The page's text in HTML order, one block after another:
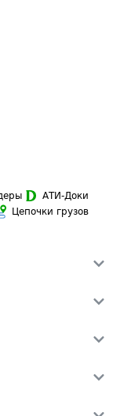
АТИ-Доки
Цепочки грузов